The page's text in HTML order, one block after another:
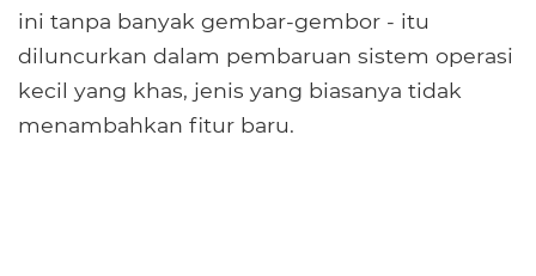
ini tanpa banyak gembar-gembor - itu
diluncurkan dalam pembaruan sistem operasi
kecil yang khas, jenis yang biasanya tidak
menambahkan fitur baru.